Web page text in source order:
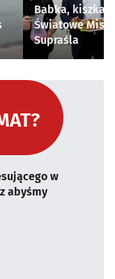
Babka, kiszka i
Światowe
Supraśla
w
abyśmy